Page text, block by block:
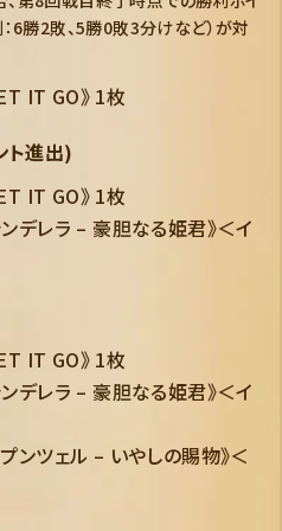
6勝2敗、5勝0敗3分けなど）が対
IT GO》 1枚
ト進出)
IT GO》 1枚
デレラ – 豪胆なる姫君》＜イ
IT GO》 1枚
デレラ – 豪胆なる姫君》＜イ
ンツェル – いやしの賜物》＜